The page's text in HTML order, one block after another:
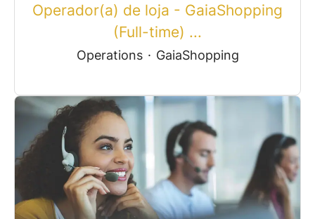
Operador(a) de loja - GaiaShopping
(Full-time) ...
Operations · GaiaShopping